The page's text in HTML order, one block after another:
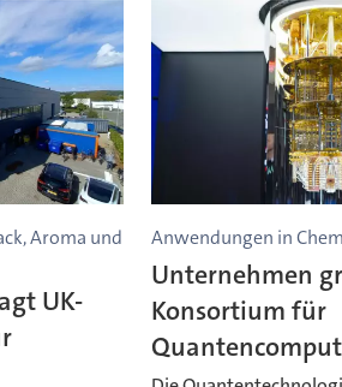
Aroma und
UK-
Anwendungen in
Unternehmen
Konsortium für